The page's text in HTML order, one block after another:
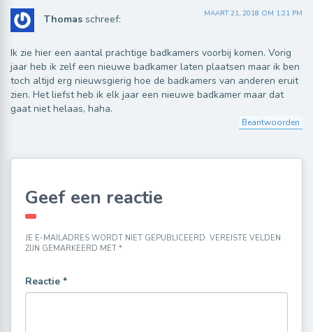
Thomas schreef: MAART 21, 2018 OM 1:21 PM
Ik zie hier een aantal prachtige badkamers voorbij komen. Vorig
jaar heb ik zelf een nieuwe badkamer laten plaatsen maar ik ben
toch altijd erg nieuwsgierig hoe de badkamers van anderen eruit
zien. Het liefst heb ik elk jaar een nieuwe badkamer maar dat
gaat niet helaas, haha.
Beantwoorden
Geef een reactie
JE E-MAILADRES WORDT NIET GEPUBLICEERD. VEREISTE VELDEN
ZIJN GEMARKEERD MET *
Reactie *